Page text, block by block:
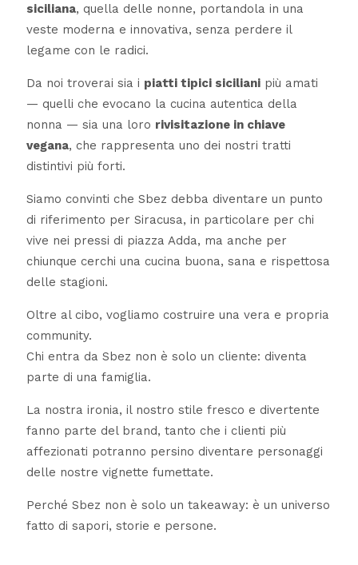
siciliana, quella delle nonne, portandola in una
veste moderna e innovativa, senza perdere il
legame con le radici.
Da noi troverai sia i piatti tipici sicilianipiù amati
— quelli che evocano la cucina autentica della
nonna — sia una loro rivisitazione in chiave
vegana, che rappresenta uno dei nostri tratti
distintivi più forti.
Siamo convinti che Sbez debba diventare un punto
di riferimento per Siracusa, in particolare per chi
vive nei pressi di piazza Adda, ma anche per
chiunque cerchi una cucina buona, sana e rispettosa
delle stagioni.
Oltre al cibo, vogliamo costruire una vera e propria
community.
Chi entra da Sbez non è solo un cliente: diventa
parte di una famiglia.
La nostra ironia, il nostro stile fresco e divertente
fanno parte del brand, tanto che i clienti più
affezionati potranno persino diventare personaggi
delle nostre vignette fumettate.
Perché Sbez non è solo un takeaway: è un universo
fatto di sapori, storie e persone.